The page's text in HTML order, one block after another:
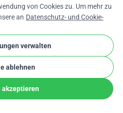
von Cookies zu. Um mehr zu
an Datenschutz- und Cookie-
verwalten
ablehnen
akzeptieren